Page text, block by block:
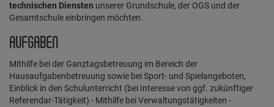
technischen Diensten unserer Grundschule, der OGS und der
Gesamtschule einbringen möchten.
AUFGABEN
Mithilfe bei der Ganztagsbetreuung im Bereich der
Hausaufgabenbetreuung sowie bei Sport- und Spielangeboten,
Einblick in den Schulunterricht (bei Interesse von ggf. zukünftiger
Referendar-Tätigkeit) - Mithilfe bei Verwaltungstätigkeiten -